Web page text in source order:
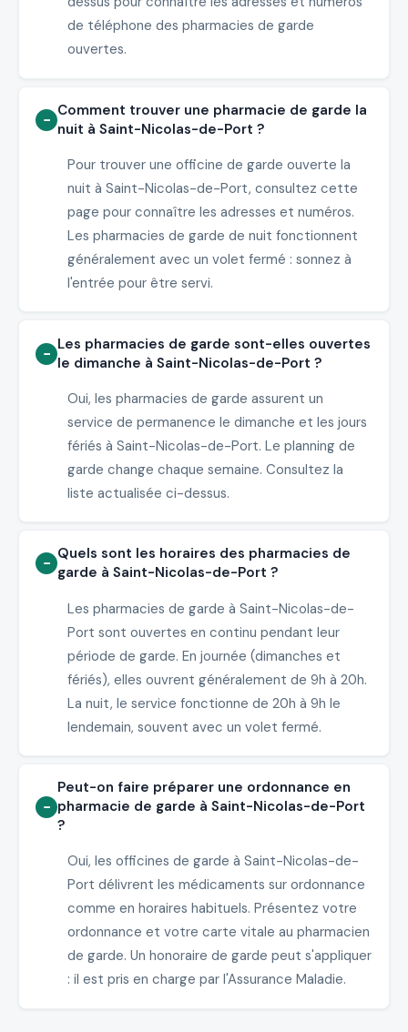
de téléphone des pharmacies de garde
ouvertes.
Comment trouver une pharmacie de garde la
nuit à Saint-Nicolas-de-Port ?
Pour trouver une officine de garde ouverte la
nuit à Saint-Nicolas-de-Port, consultez cette
page pour connaître les adresses et numéros.
Les pharmacies de garde de nuit fonctionnent
généralement avec un volet fermé : sonnez à
l'entrée pour être servi.
Les pharmacies de garde sont-elles ouvertes
le dimanche à Saint-Nicolas-de-Port ?
Oui, les pharmacies de garde assurent un
service de permanence le dimanche et les jours
fériés à Saint-Nicolas-de-Port. Le planning de
garde change chaque semaine. Consultez la
liste actualisée ci-dessus.
Quels sont les horaires des pharmacies de
garde à Saint-Nicolas-de-Port ?
Les pharmacies de garde à Saint-Nicolas-de-
Port sont ouvertes en continu pendant leur
période de garde. En journée (dimanches et
fériés), elles ouvrent généralement de 9h à 20h.
La nuit, le service fonctionne de 20h à 9h le
lendemain, souvent avec un volet fermé.
Peut-on faire préparer une ordonnance en
pharmacie de garde à Saint-Nicolas-de-Port
?
Oui, les officines de garde à Saint-Nicolas-de-
Port délivrent les médicaments sur ordonnance
comme en horaires habituels. Présentez votre
ordonnance et votre carte vitale au pharmacien
de garde. Un honoraire de garde peut s'appliquer
: il est pris en charge par l'Assurance Maladie.